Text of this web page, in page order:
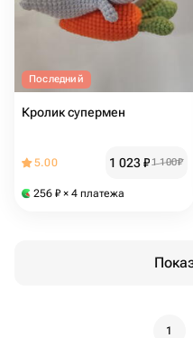
Последний
Кролик супермен
5.00 1 023₽1 100₽
256 ₽ × 4 платежа
1